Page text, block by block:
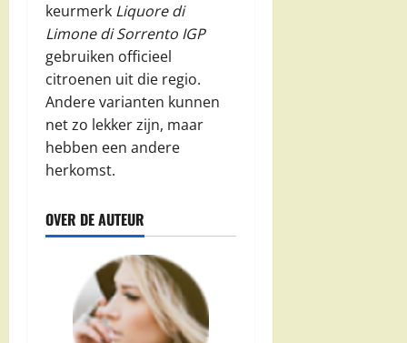
keurmerk Liquore di
Limone di Sorrento IGP
gebruiken officieel
citroenen uit die regio.
Andere varianten kunnen
net zo lekker zijn, maar
hebben een andere
herkomst.
OVER DE AUTEUR